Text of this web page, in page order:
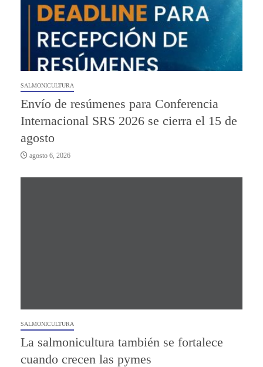
SALMONICULTURA
Envío de resúmenes para Conferencia
Internacional SRS 2026 se cierra el 15 de
agosto
agosto 6, 2026
SALMONICULTURA
La salmonicultura también se fortalece
cuando crecen las pymes